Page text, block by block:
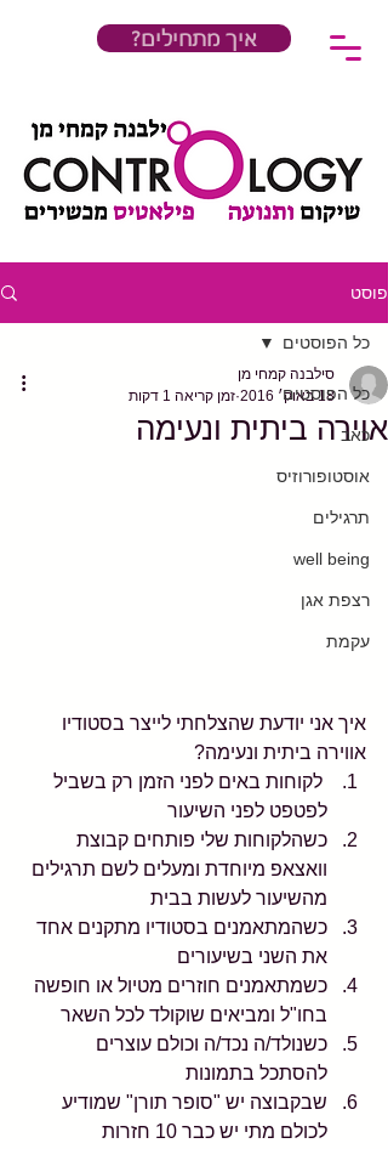
?איך מתחילים
פוסט
כל הפוסטים
כאב
אוסטופורוזיס
תרגילים
well being
רצפת אגן
עקמת
כל הפוסטים
אוירה ביתית ונעימה
סילבנה קמחי מן
18 באוק׳ 2016
זמן קריאה 1 דקות
איך אני יודעת שהצלחתי לייצר בסטודיו
אווירה ביתית ונעימה?
לקוחות באים לפני הזמן רק בשביל
לפטפט לפני השיעור
כשהלקוחות שלי פותחים קבוצת
וואצאפ מיוחדת ומעלים לשם תרגילים
מהשיעור לעשות בבית
כשהמתאמנים בסטודיו מתקנים אחד
את השני בשיעורים
כשמתאמנים חוזרים מטיול או חופשה
בחו"ל ומביאים שוקולד לכל השאר
כשנולד/ה נכד/ה וכולם עוצרים
להסתכל בתמונות
שבקבוצה יש "סופר תורן" שמודיע
לכולם מתי יש כבר 10 חזרות